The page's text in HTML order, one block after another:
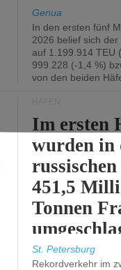
Genua
In den ersten fünf
2026 belief sich
auf 1.199.914 TEU
999.228 (-1,4 %)
von den beiden
Im ersten
wurden in
451,5
Tonnen
%).
St. Petersburg
Rekordverkehr im